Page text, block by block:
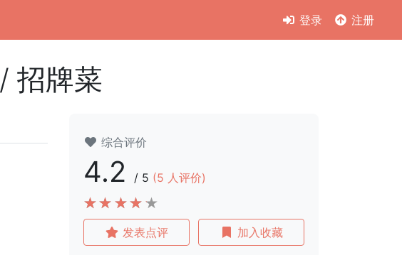
登录 注册
/ 招牌菜
综合评价
4.2 / 5 (5 人评价)
发表点评 加入收藏